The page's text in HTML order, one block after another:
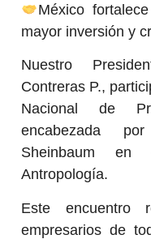
México
mayor inversión y
Nuestro
Contreras P.,
Nacional de
encabezada
Sheinbaum
Antropología.
Este encuentro
empresarios de